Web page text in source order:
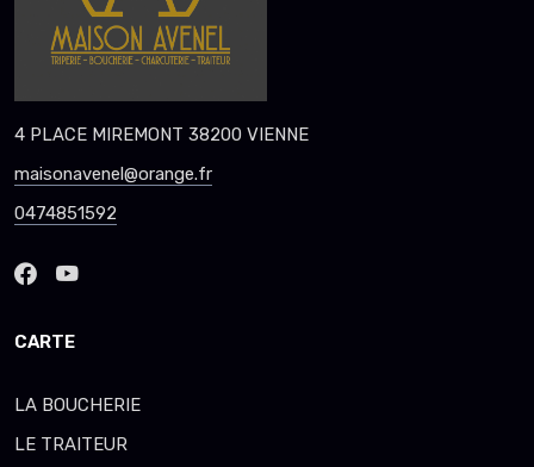
4 PLACE MIREMONT 38200 VIENNE
maisonavenel@orange.fr
0474851592
CARTE
LA BOUCHERIE
LE TRAITEUR